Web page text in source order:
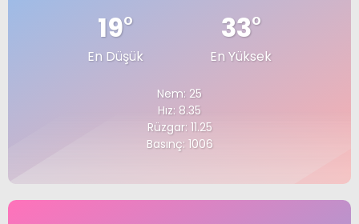
19°
En Düşük
33°
En Yüksek
Nem: 25
Hız: 8.35
Rüzgar: 11.25
Basınç: 1006